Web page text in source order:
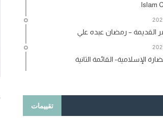
Islam
القديمة – رمضان عبده علي
الإسلامية- القائمة الثانية
تقييمات